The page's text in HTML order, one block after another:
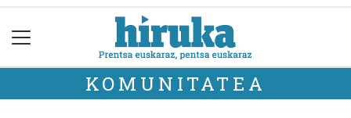
KOMUNITATEA